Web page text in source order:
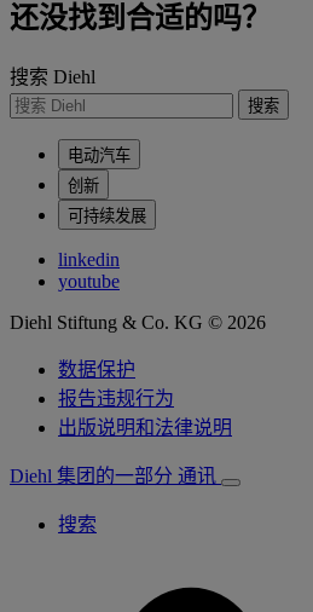
还没找到合适的吗？
搜索 Diehl
搜索
电动汽车
创新
可持续发展
linkedin
youtube
Diehl Stiftung & Co. KG © 2026
数据保护
报告违规行为
出版说明和法律说明
Diehl 集团的一部分 通讯
搜索